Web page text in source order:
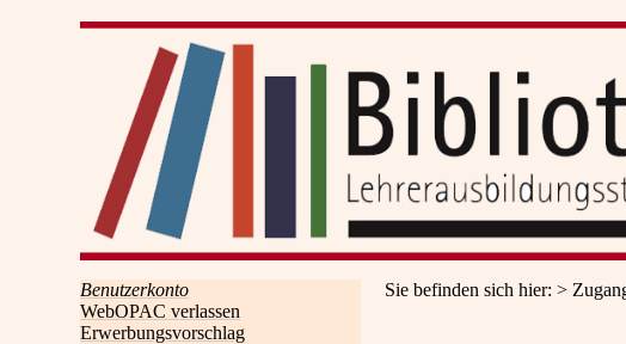
Benutzerkonto
WebOPAC verlassen
Erwerbungsvorschlag
Sie befinden sich hier: